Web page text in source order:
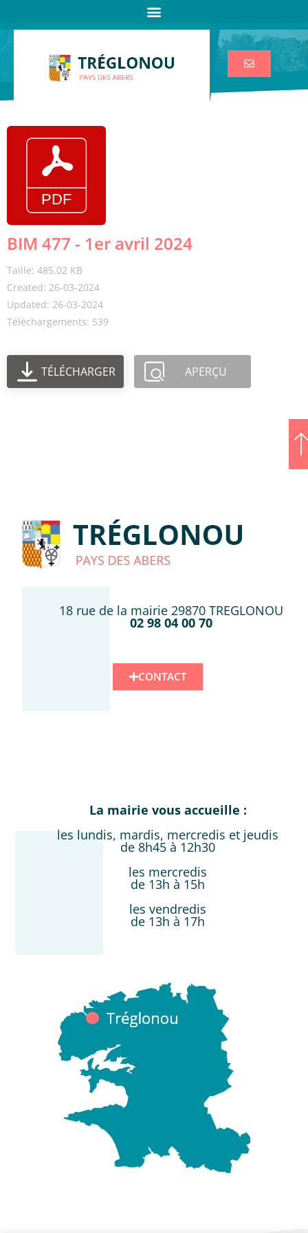
BIM 477 - 1er avril 2024
Taille: 485.02 KB
Created: 26-03-2024
Updated: 26-03-2024
Téléchargements: 539
TÉLÉCHARGER APERÇU
18 rue de la mairie 29870 TREGLONOU
02 98 04 00 70
CONTACT
La mairie vous accueille :
les lundis, mardis, mercredis et jeudis
de 8h45 à 12h30
les mercredis
de 13h à 15h
les vendredis
de 13h à 17h